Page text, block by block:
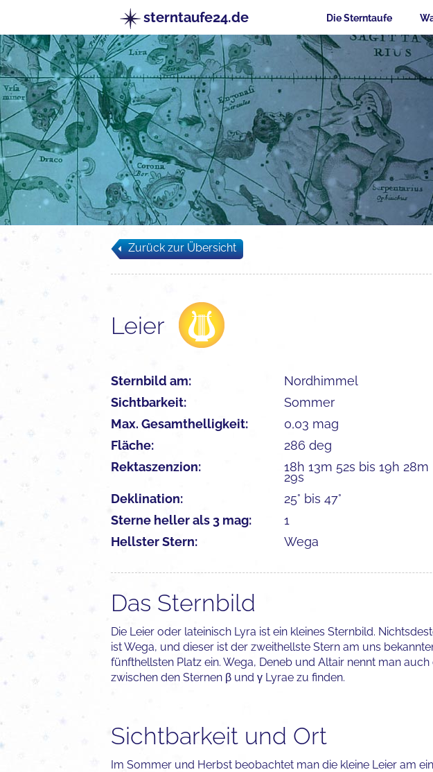
sterntaufe24.de Die Sterntaufe
Zurück zur Übersicht
Leier
Sternbild am:
Nordhimmel
Sichtbarkeit:
Sommer
Max. Gesamthelligkeit:
0,03 mag
Fläche:
286 deg
Rektaszenzion:
18h 13m 52s bis 19h 28m
29s
Deklination:
25° bis 47°
Sterne heller als 3 mag:
1
Hellster Stern:
Wega
Das Sternbild
Die Leier oder lateinisch Lyra ist ein kleines Sternbild.
ist Wega, und dieser ist der zweithellste Stern am uns
fünfthellsten Platz ein. Wega, Deneb und Altair nennt man
zwischen den Sternen β und γ Lyrae zu finden.
Sichtbarkeit und Ort
Im Sommer und Herbst beobachtet man die kleine Leier am